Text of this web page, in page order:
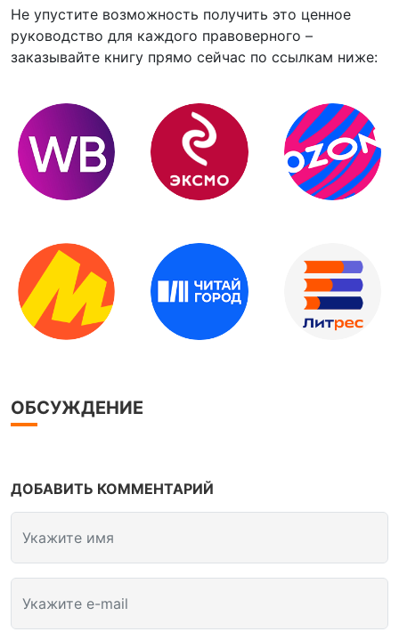
Не упустите возможность получить это ценное
руководство для каждого правоверного –
заказывайте книгу прямо сейчас по ссылкам ниже:
ОБСУЖДЕНИЕ
ДОБАВИТЬ КОММЕНТАРИЙ
Укажите имя
Укажите e-mail